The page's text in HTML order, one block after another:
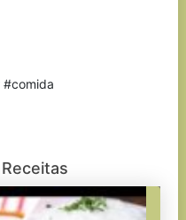
#comida